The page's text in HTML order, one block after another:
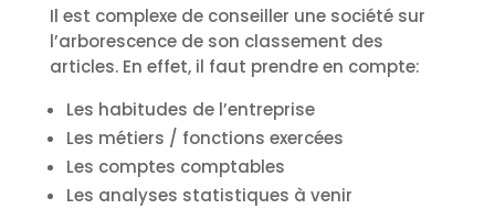
Il est complexe de conseiller une société sur
l’arborescence de son classement des
articles. En effet, il faut prendre en compte:
Les habitudes de l’entreprise
Les métiers / fonctions exercées
Les comptes comptables
Les analyses statistiques à venir